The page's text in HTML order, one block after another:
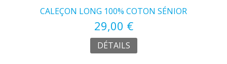
CALEÇON LONG 100% COTON SÉNIOR
29,00 €
DÉTAILS